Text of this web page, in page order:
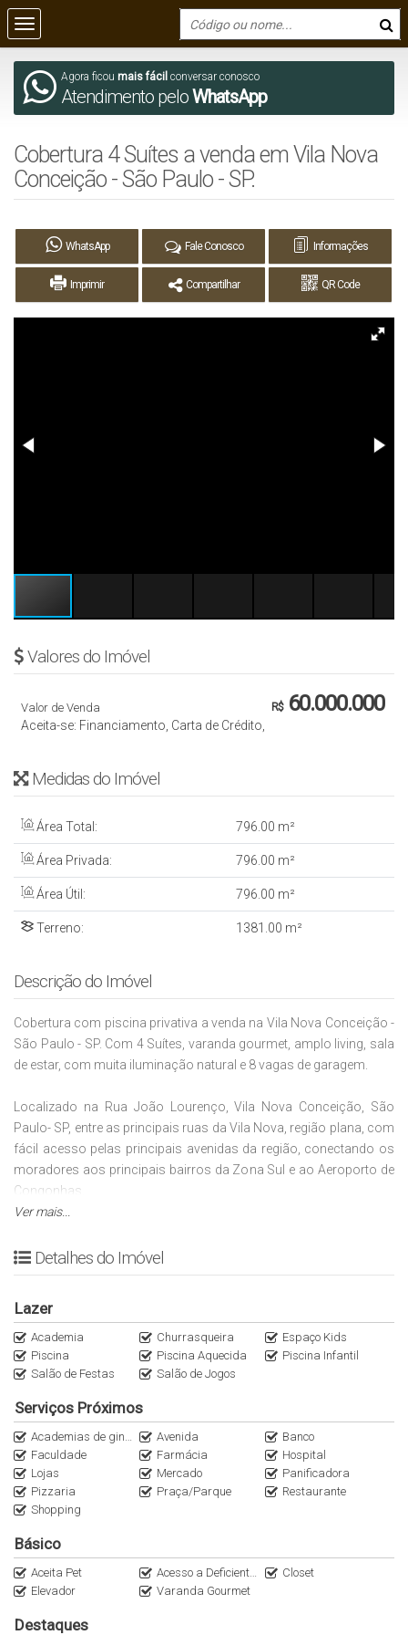
Agora ficou mais fácil conversar conosco
Atendimento peloWhatsApp
Cobertura 4 Suítes a venda em Vila Nova
Conceição - São Paulo - SP.
WhatsApp Fale Conosco Informações
Imprimir Compartilhar QR Code
Valores do Imóvel
R$60.000.000
Valor de Venda
Aceita-se: Financiamento, Carta de Crédito,
Medidas do Imóvel
Área Total: 796.00 m²
Área Privada: 796.00 m²
Área Útil: 796.00 m²
Terreno: 1381 .00 m²
Descrição do Imóvel
Cobertura com piscina privativa a venda na Vila Nova Conceição -
São Paulo - SP. Com 4 Suítes, varanda gourmet, amplo living, sala
de estar, com muita iluminação natural e 8 vagas de garagem.
Localizado na Rua João Lourenço, Vila Nova Conceição, São
Paulo- SP, entre as principais ruas da Vila Nova, região plana, com
fácil acesso pelas principais avenidas da região, conectando os
moradores aos principais bairros da Zona Sul e ao Aeroporto de
Congonhas.
4 suítes | 5 a 8 vagas
Apartamentos tipo de 397 e 421 m²
Maison de 859 m².
Cobertura Duplex 796 m².
Na alma da Vila Nova Conceição
O exclusivo, alto padrão da Vila Nova Conceição encontra-se
posicionado onde sofisticação e conveniência se encontram
Pereira Coutinho e 500 m do Parque do Ibirapuera.
Vista180ºgraus do Parque Ibirapuera.
Ver mais...
Detalhes do Imóvel
Lazer
Academia Churrasqueira
Espaço Kids
Piscina
Piscina Aquecida
Piscina Infantil
Salão de Festas
Salão de Jogos
Serviços Próximos
Academias de ginástica Avenida
Banco
Faculdade
Farmácia
Hospital
Lojas
Mercado
Panificadora
Pizzaria
Praça/Parque
Restaurante
Shopping
Básico
Aceita Pet Acesso a Deficientes
Closet
Elevador
Varanda Gourmet
Destaques